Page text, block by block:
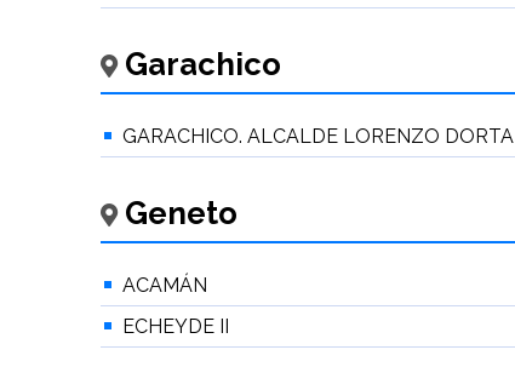
Garachico
GARACHICO. ALCALDE LORENZO DORTA
Geneto
ACAMÁN
ECHEYDE II